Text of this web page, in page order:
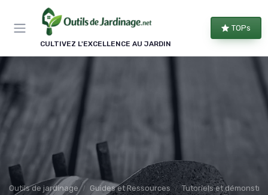
CULTIVEZ L'EXCELLENCE AU JARDIN
TOPs
Outils de jardinage Guides et Ressources Tutoriels et
Panneau de gestion des cookies